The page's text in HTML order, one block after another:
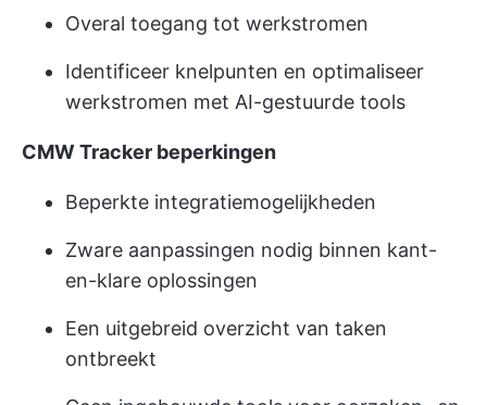
Overal toegang tot werkstromen
Identificeer knelpunten en optimaliseer
werkstromen met AI-gestuurde tools
CMW Tracker beperkingen
Beperkte integratiemogelijkheden
Zware aanpassingen nodig binnen kant-
en-klare oplossingen
Een uitgebreid overzicht van taken
ontbreekt